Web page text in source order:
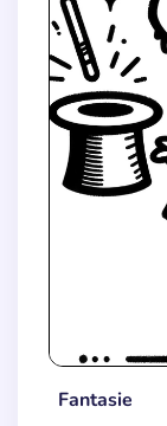
Fantasie